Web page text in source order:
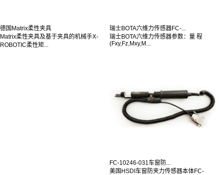
德国Matrix柔性夹具
Matrix柔性夹具及基于夹具的机械手X-
ROBOTIC柔性矩...
瑞士BOTA六维力传感器FC-...
瑞士BOTA六维力传感器参数：量 程
(Fxy,Fz,Mxy,M...
FC-10246-031车窗防...
美国HSDI车窗防夹力传感器本体FC-